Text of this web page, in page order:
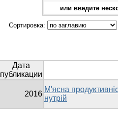
или введите
Сортировка:
Дата
публикации
2016
М'ясна
нутрій